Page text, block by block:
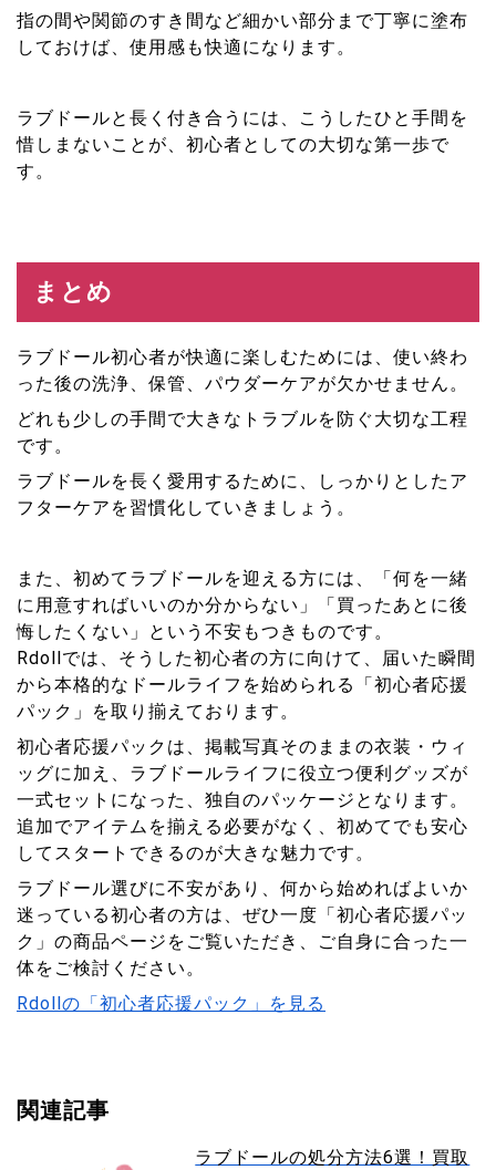
指の間や関節のすき間など細かい部分まで丁寧に塗布
しておけば、使用感も快適になります。
ラブドールと長く付き合うには、こうしたひと手間を
惜しまないことが、初心者としての大切な第一歩で
す。
まとめ
ラブドール初心者が快適に楽しむためには、使い終わ
った後の洗浄、保管、パウダーケアが欠かせません。
どれも少しの手間で大きなトラブルを防ぐ大切な工程
です。
ラブドールを長く愛用するために、しっかりとしたア
フターケアを習慣化していきましょう。
また、初めてラブドールを迎える方には、「何を一緒
に用意すればいいのか分からない」「買ったあとに後
悔したくない」という不安もつきものです。
Rdollでは、そうした初心者の方に向けて、届いた瞬間
から本格的なドールライフを始められる「初心者応援
パック」を取り揃えております。
初心者応援パックは、掲載写真そのままの衣装・ウィ
ッグに加え、ラブドールライフに役立つ便利グッズが
一式セットになった、独自のパッケージとなります。
追加でアイテムを揃える必要がなく、初めてでも安心
してスタートできるのが大きな魅力です。
ラブドール選びに不安があり、何から始めればよいか
迷っている初心者の方は、ぜひ一度「初心者応援パッ
ク」の商品ページをご覧いただき、ご自身に合った一
体をご検討ください。
Rdollの「初心者応援パック」を見る
関連記事
ラブドールの処分方法6選！買取